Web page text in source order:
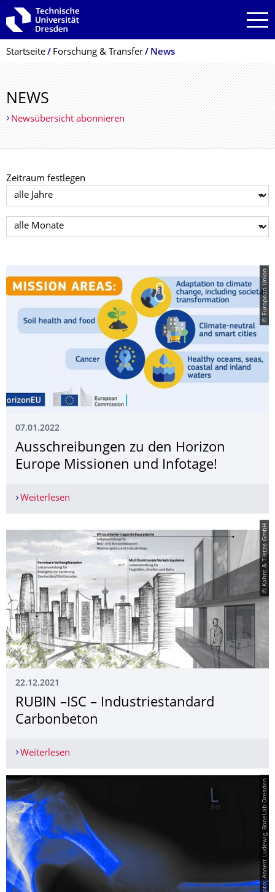
Zur Hauptnavigation springen
Zur Suche springen
Zum Inhalt springen
Breadcrumb-Menü
Startseite Forschung & Transfer News
NEWS
Newsübersicht abonnieren
Zeitraum festlegen
Jahr auswählen
Monat auswählen
© European Union
07.01.2022
Ausschreibungen zu den Horizon
Europe Missionen und Infotage!
Weiterlesen
© Kahnt & Tietze GmbH
22.12.2021
RUBIN –ISC – Industriestandard
Carbonbeton
Weiterlesen
© Foto: Annett Ludewig, BoneLab Dresden